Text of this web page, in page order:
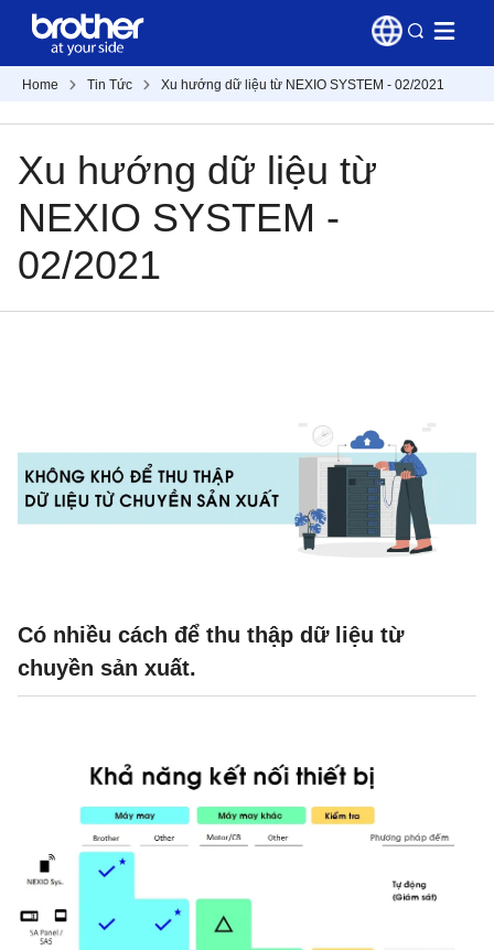
Home Tin Tức Xu hướng dữ liệu từ NEXIO SYSTEM - 02/2021
Xu hướng dữ liệu từ
NEXIO SYSTEM -
02/2021
Có nhiều cách để thu thập dữ liệu từ
chuyền sản xuất.